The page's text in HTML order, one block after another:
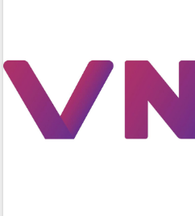
Tập huấn ứng dụng trí tuệ nhân tạo (AI)
trong thương mại điện tử năm 2026
Đoàn đại biểu Quốc hội tỉnh Đắk Lắk
trao đổi thông tin trước Kỳ họp thứ
nhất, Quốc hội khóa XVI